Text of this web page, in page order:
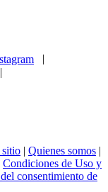
|
sitio | Quienes somos |
Condiciones de Uso y
consentimiento de